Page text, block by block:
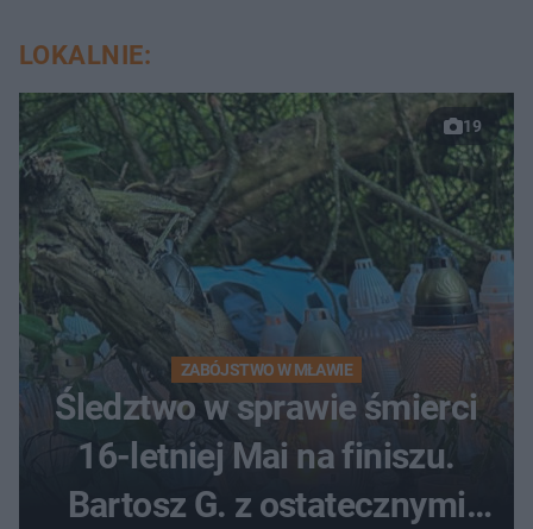
LOKALNIE:
19
ZABÓJSTWO W MŁAWIE
Śledztwo w sprawie śmierci
16-letniej Mai na finiszu.
Bartosz G. z ostatecznymi